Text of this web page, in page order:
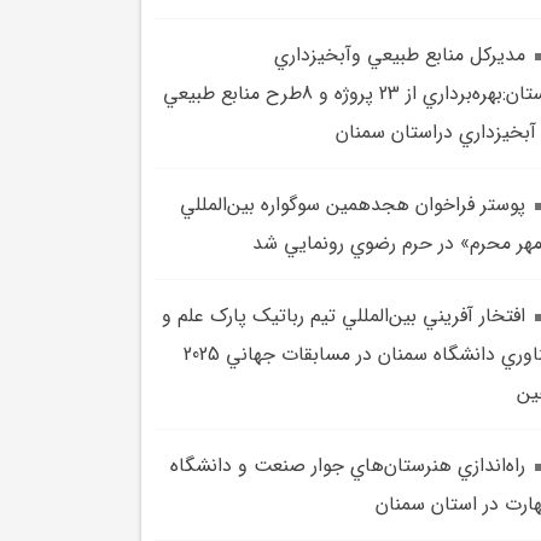
مديرکل منابع طبيعي وآبخيزداري
استان:بهره‌برداري از 23 پروژه و 8طرح منابع طبيعي
دراستان سمنان
پوستر فراخوان هجدهمين سوگواره بين‌المللي
محرم» در حرم رضوي رونمايي شد
افتخار آفريني بين‌المللي تيم رباتيک پارک علم و
فناوري دانشگاه سمنان در مسابقات جهاني 2025
راه‌اندازي هنرستان‌هاي جوار صنعت و دانشگاه
در استان سمنان